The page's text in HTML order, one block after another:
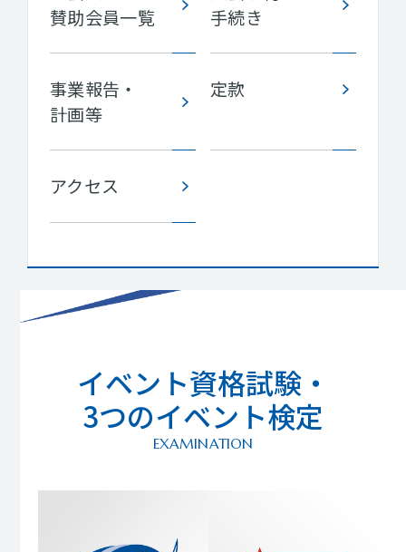
賛助会員一覧
手続き
事業報告・
計画等
定款
アクセス
イベント資格試験・
3つのイベント検定
EXAMINATION